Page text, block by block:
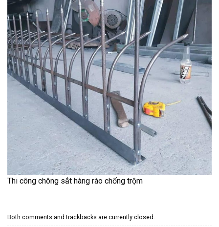
Thi công chông sắt hàng rào chống trộm
Both comments and trackbacks are currently closed.